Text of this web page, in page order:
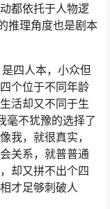
都依托于人物逻
推理角度也是剧本
四人本，小众但
个位于不同年龄
活却又不同于生
毫不犹豫的选择了
我，就很真实，
关系，就普普通
却又拼不出个四
才足够刺破人